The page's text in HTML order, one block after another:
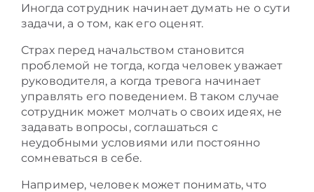
Иногда сотрудник начинает думать не о сути
задачи, а о том, как его оценят.
Страх перед начальством становится
проблемой не тогда, когда человек уважает
руководителя, а когда тревога начинает
управлять его поведением. В таком случае
сотрудник может молчать о своих идеях, не
задавать вопросы, соглашаться с
неудобными условиями или постоянно
сомневаться в себе.
Например, человек может понимать, что